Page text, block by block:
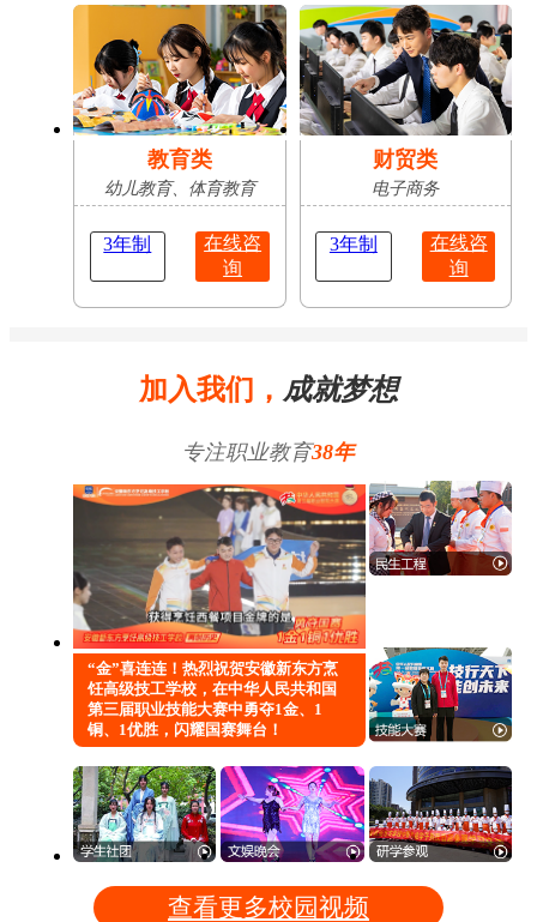
教育类
幼儿教育、体育教育
3年制
在线咨
询
财贸类
电子商务
3年制
在线咨
询
加入我们， 成就梦想
专注职业教育38年
“金”喜连连！热烈祝贺安徽新东方烹
饪高级技工学校，在中华人民共和国
第三届职业技能大赛中勇夺1金、1
铜、1优胜，闪耀国赛舞台！
查看更多校园视频